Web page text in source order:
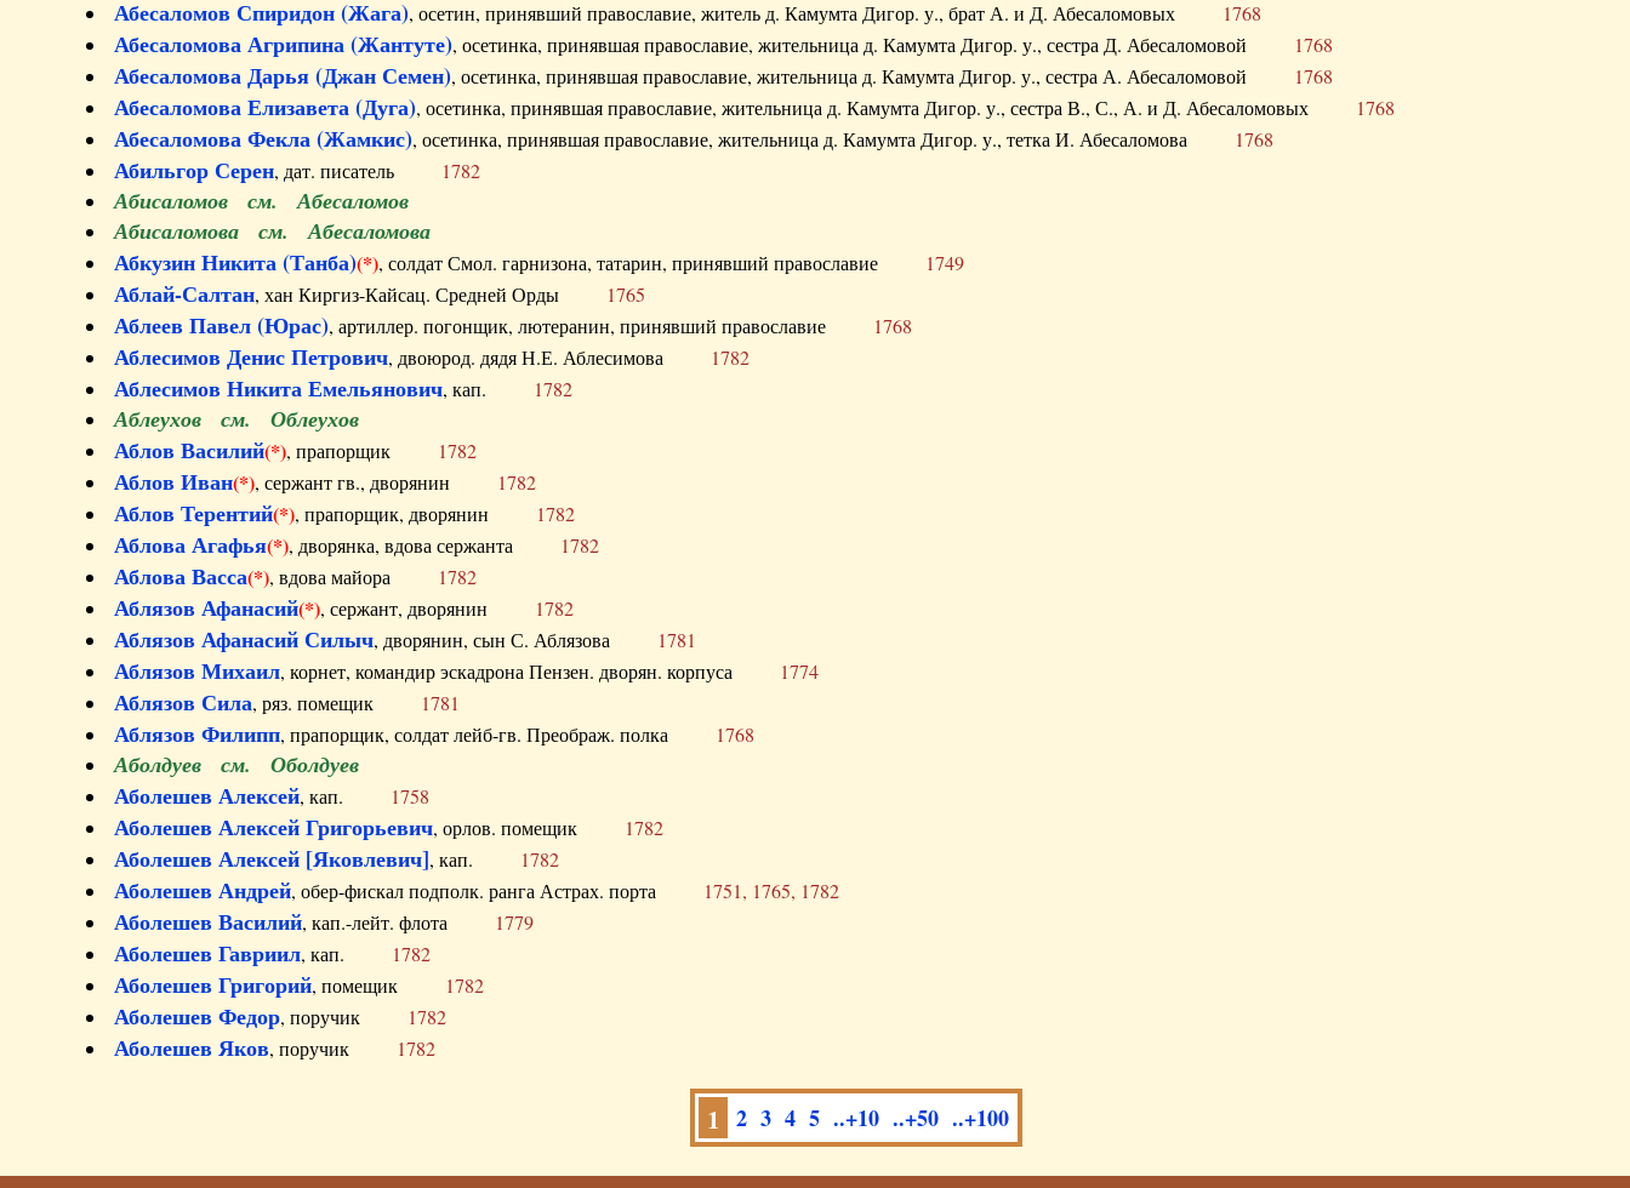
Абесаломов Спиридон (Жага), осетин, принявший православие, житель д. Камумта Дигор. у., брат А. и Д. Абесаломовых 1768
Абесаломова Агрипина (Жантуте), осетинка, принявшая православие, жительница д. Камумта Дигор. у., сестра Д. Абесаломовой 1768
Абесаломова Дарья (Джан Семен), осетинка, принявшая православие, жительница д. Камумта Дигор. у., сестра А. Абесаломовой 1768
Абесаломова Елизавета (Дуга), осетинка, принявшая православие, жительница д. Камумта Дигор. у., сестра В., С., А. и Д. Абесаломовых 1768
Абесаломова Фекла (Жамкис), осетинка, принявшая православие, жительница д. Камумта Дигор. у., тетка И. Абесаломова 1768
Абильгор Серен, дат. писатель 1782
Абисаломов см. Абесаломов
Абисаломова см. Абесаломова
Абкузин Никита (Танба)(*), солдат Смол. гарнизона, татарин, принявший православие 1749
Аблай-Салтан, хан Киргиз-Кайсац. Средней Орды 1765
Аблеев Павел (Юрас), артиллер. погонщик, лютеранин, принявший православие 1768
Аблесимов Денис Петрович, двоюрод. дядя Н.Е. Аблесимова 1782
Аблесимов Никита Емельянович, кап. 1782
Аблеухов см. Облеухов
Аблов Василий(*), прапорщик 1782
Аблов Иван(*), сержант гв., дворянин 1782
Аблов Терентий(*), прапорщик, дворянин 1782
Аблова Агафья(*), дворянка, вдова сержанта 1782
Аблова Васса(*), вдова майора 1782
Аблязов Афанасий(*), сержант, дворянин 1782
Аблязов Афанасий Силыч, дворянин, сын С. Аблязова 1781
Аблязов Михаил, корнет, командир эскадрона Пензен. дворян. корпуса 1774
Аблязов Сила, ряз. помещик 1781
Аблязов Филипп, прапорщик, солдат лейб-гв. Преображ. полка 1768
Аболдуев см. Оболдуев
Аболешев Алексей, кап. 1758
Аболешев Алексей Григорьевич, орлов. помещик 1782
Аболешев Алексей [Яковлевич], кап. 1782
Аболешев Андрей, обер-фискал подполк. ранга Астрах. порта 1751, 1765, 1782
Аболешев Василий, кап.-лейт. флота 1779
Аболешев Гавриил, кап. 1782
Аболешев Григорий, помещик 1782
Аболешев Федор, поручик 1782
Аболешев Яков, поручик 1782
1 2 3 4 5 ..+10 ..+50 ..+100